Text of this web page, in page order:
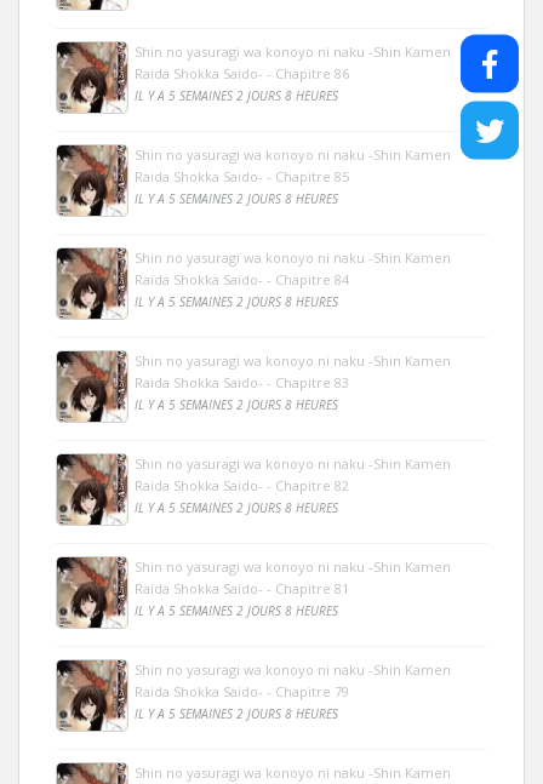
Shin no yasuragi wa konoyo ni naku -Shin Kamen
Raida Shokka Saido- - Chapitre 86
IL Y A 5 SEMAINES 2 JOURS 8 HEURES
Shin no yasuragi wa konoyo ni naku -Shin Kamen
Raida Shokka Saido- - Chapitre 85
IL Y A 5 SEMAINES 2 JOURS 8 HEURES
Shin no yasuragi wa konoyo ni naku -Shin Kamen
Raida Shokka Saido- - Chapitre 84
IL Y A 5 SEMAINES 2 JOURS 8 HEURES
Shin no yasuragi wa konoyo ni naku -Shin Kamen
Raida Shokka Saido- - Chapitre 83
IL Y A 5 SEMAINES 2 JOURS 8 HEURES
Shin no yasuragi wa konoyo ni naku -Shin Kamen
Raida Shokka Saido- - Chapitre 82
IL Y A 5 SEMAINES 2 JOURS 8 HEURES
Shin no yasuragi wa konoyo ni naku -Shin Kamen
Raida Shokka Saido- - Chapitre 81
IL Y A 5 SEMAINES 2 JOURS 8 HEURES
Shin no yasuragi wa konoyo ni naku -Shin Kamen
Raida Shokka Saido- - Chapitre 79
IL Y A 5 SEMAINES 2 JOURS 8 HEURES
Shin no yasuragi wa konoyo ni naku -Shin Kamen